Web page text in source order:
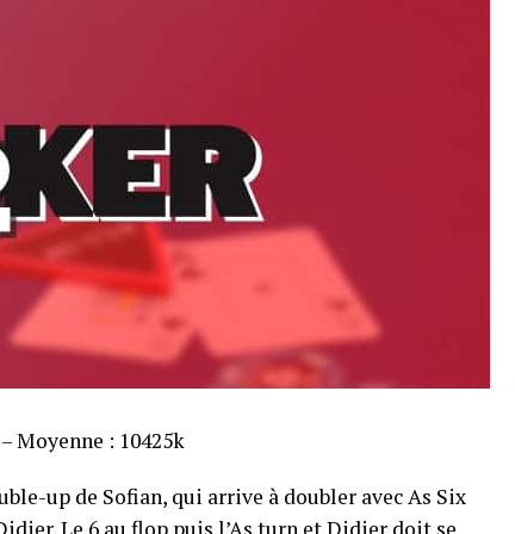
Moyenne : 10425k
up de Sofian, qui arrive à doubler avec As Six